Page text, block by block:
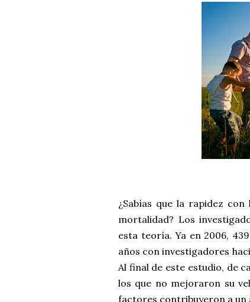
¿Sabías que la rapidez
mortalidad? Los
esta teoría. Ya en 2006,
años con investigadores
Al final de este estudio, de
los que no mejoraron su
factores contribuyeron a un